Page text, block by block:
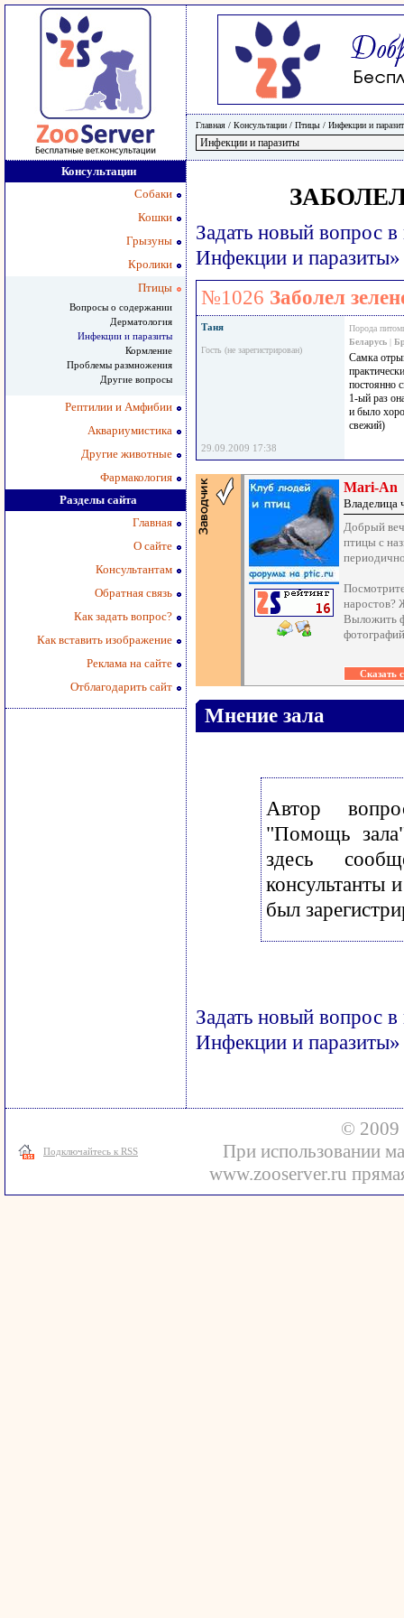
Главная / Консультации / Птицы / Инфекции и
Консультации
Собаки
Кошки
Грызуны
Кролики
Птицы
Вопросы о содержании
Дерматология
Инфекции и паразиты
Кормление
Проблемы размножения
Другие вопросы
Рептилии и Амфибии
Аквариумистика
Другие животные
Фармакология
Разделы сайта
Главная
О сайте
Консультантам
Обратная связь
Как задать вопрос?
Как вставить изображение
Реклама на сайте
Отблагодарить сайт
Задать новый вопрос
Инфекции и паразиты»
№1026 Заболел
Таня
Гость (не зарегистрирован)
Порода
Беларусь |
Самка
постоянно
1-ый раз
и было
свежий)
29.09.2009 17:38
Mari-An
Владелица
Добрый
птицы с
наростов?
Выложить
Мнение зала
Автор
"Помощь
здесь
консультанты
был
Задать новый вопрос
Инфекции и паразиты»
Подключайтесь к RSS
© 2009
При использовании
www.zooserver.ru